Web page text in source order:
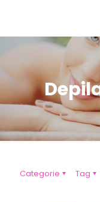
Categorie Tag